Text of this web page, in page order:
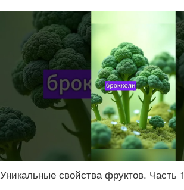
Уникальные свойства фруктов. Часть 1